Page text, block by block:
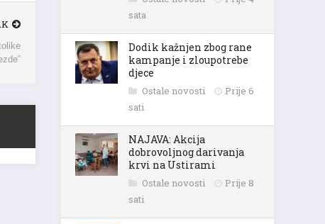
sata
Dodik kažnjen zbog rane
kampanje i zloupotrebe
djece
Ostale novosti
Prije 6
sati
NAJAVA: Akcija
dobrovoljnog darivanja
krvi na Ustirami
Ostale novosti
Prije 8
sati